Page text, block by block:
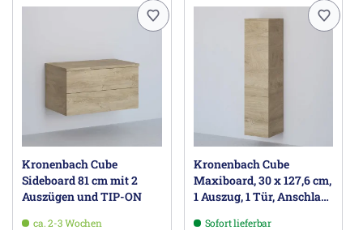
Kronenbach Cube
Sideboard 81 cm mit 2
Auszügen und TIP-ON
ca. 2-3 Wochen
Kronenbach Cube
Maxiboard, 30 x 127,6 cm,
1 Auszug, 1 Tür, Anschlag
Sofort lieferbar